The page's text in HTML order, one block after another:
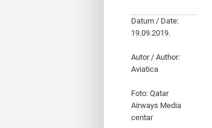
Datum / Date:
19.09.2019.
Autor / Author:
Aviatica
Foto: Qatar
Airways Media
centar